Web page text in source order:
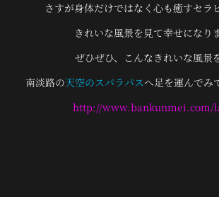
さすが身体だけではなく心も癒すセ
きれいな風景を見て幸せになり
ぜひぜひ、こんなきれいな風景
南淡路の天空のスパラパスへ足を運んでみ
http://www.bankunmei.com/